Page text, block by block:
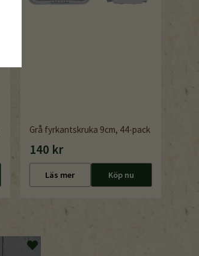
Grå fyrkantskruka 9cm, 44-pack
140 kr
Läs mer Köp nu